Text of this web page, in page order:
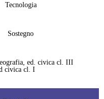
Tecnologia
Sostegno
ed. civica cl. III
civica cl. I